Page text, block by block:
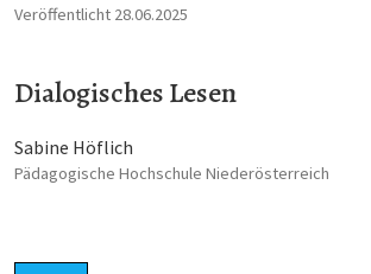
Dialogisches Lesen
Veröffentlicht 28.06.2025
Sabine Höflich
Pädagogische Hochschule Niederösterreich